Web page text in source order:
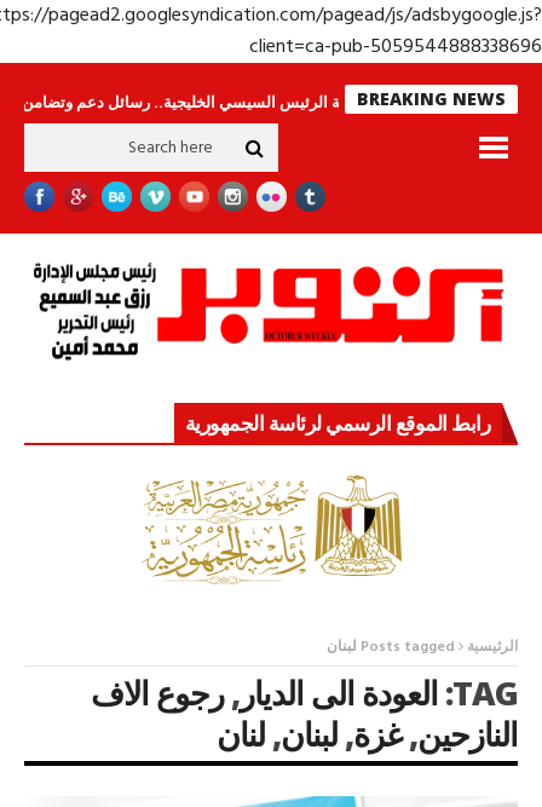
https://pagead2.googlesyndication.com/pagead/js/
client=ca-pub-
BREAKING NEWS
ينامون جولة الرئيس السيسي الخليجية.. رسائل دعم وتضامن للأشقاء
رابط الموقع الرسمي لرئاسة الجمهورية
الرئيسية Posts tagged لبنان
TAG: العودة الى الديار,رجوع الاف
النازحين,غزة,لبنان,لنان